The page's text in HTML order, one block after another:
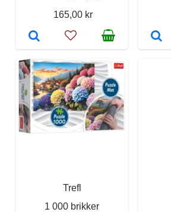
165,00 kr
Trefl
1 000 brikker